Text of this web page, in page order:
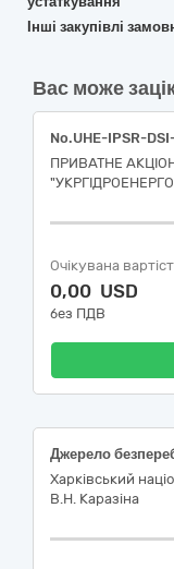
Інші закупівлі
Вас може
ПРИВАТНЕ
Очікувана
0,00 USD
без ПДВ
Харківський
В.Н. Каразіна